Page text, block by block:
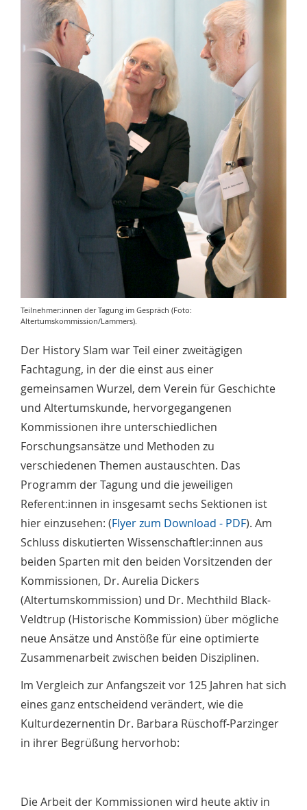
Teilnehmer:innen der Tagung im Gespräch (Foto:
Altertumskommission/Lammers).
Der History Slam war Teil einer zweitägigen
Fachtagung, in der die einst aus einer
gemeinsamen Wurzel, dem Verein für Geschichte
und Altertumskunde, hervorgegangenen
Kommissionen ihre unterschiedlichen
Forschungsansätze und Methoden zu
verschiedenen Themen austauschten. Das
Programm der Tagung und die jeweiligen
Referent:innen in insgesamt sechs Sektionen ist
hier einzusehen: (Flyer zum Download - PDF). Am
Schluss diskutierten Wissenschaftler:innen aus
beiden Sparten mit den beiden Vorsitzenden der
Kommissionen, Dr. Aurelia Dickers
(Altertumskommission) und Dr. Mechthild Black-
Veldtrup (Historische Kommission) über mögliche
neue Ansätze und Anstöße für eine optimierte
Zusammenarbeit zwischen beiden Disziplinen.
Im Vergleich zur Anfangszeit vor 125 Jahren hat sich
eines ganz entscheidend verändert, wie die
Kulturdezernentin Dr. Barbara Rüschoff-Parzinger
in ihrer Begrüßung hervorhob:
Die Arbeit der Kommissionen wird heute aktiv in